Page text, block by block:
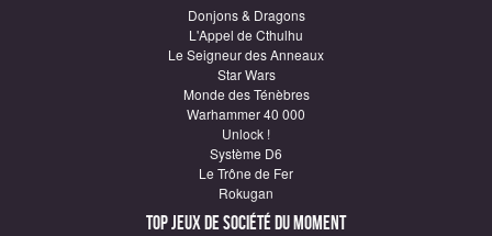
Donjons & Dragons
L'Appel de Cthulhu
Le Seigneur des Anneaux
Star Wars
Monde des Ténèbres
Warhammer 40 000
Unlock !
Système D6
Le Trône de Fer
Rokugan
Top Jeux de société du moment